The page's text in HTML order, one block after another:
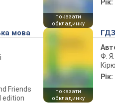
показати
обкладинку
Рік:
мова
Friends
edition
показати
обкладинку
Ф.
Рік: